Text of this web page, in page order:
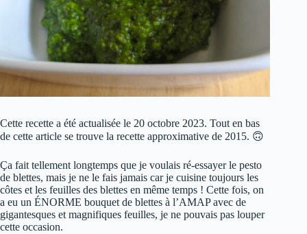
Cette recette a été actualisée le 20 octobre 2023. Tout en bas
de cette article se trouve la recette approximative de 2015. 🙃
Ça fait tellement longtemps que je voulais ré-essayer le pesto
de blettes, mais je ne le fais jamais car je cuisine toujours les
côtes et les feuilles des blettes en même temps ! Cette fois, on
a eu un ÉNORME bouquet de blettes à l’AMAP avec de
gigantesques et magnifiques feuilles, je ne pouvais pas louper
cette occasion.